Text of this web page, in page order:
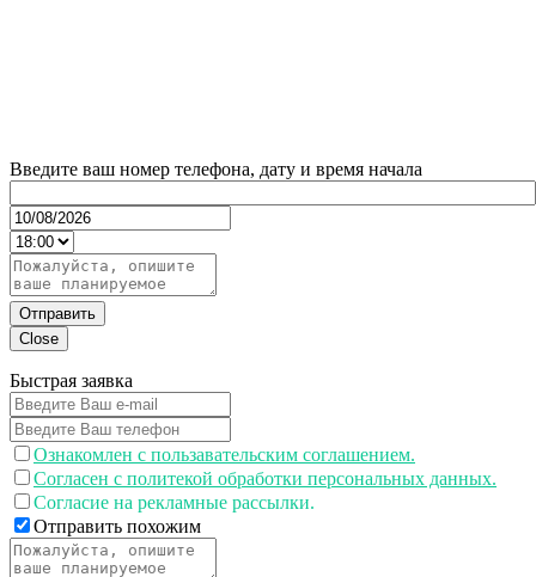
Введите ваш номер телефона, дату и время начала
Отправить
Close
Быстрая заявка
Ознакомлен с пользавательским соглашением.
Согласен с политекой обработки персональных данных.
Согласие на рекламные рассылки.
Отправить похожим